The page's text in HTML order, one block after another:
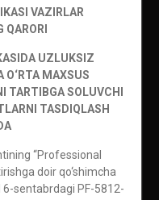
VAZIRLAR
QARORI
UZLUKSIZ
O‘RTA MAXSUS
TARTIBGA SOLUVCHI
TASDIQLASH
“Professional
doir qo‘shimcha
6-sentabrdagi PF-5812-